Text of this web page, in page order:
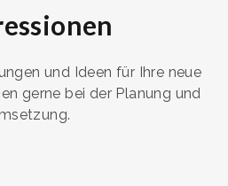
und Ideen für Ihre neue
gerne bei der Planung und